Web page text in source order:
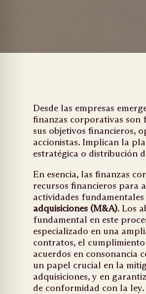
Desde las empresas
finanzas corporativas son
sus objetivos financieros,
accionistas. Implican la
estratégica o distribución
En esencia, las finanzas
recursos financieros para
actividades
adquisiciones (M&A). Los
fundamental en este
especializado en una
contratos, el
acuerdos en consonancia
un papel crucial en la
adquisiciones, y en
de conformidad con la ley.